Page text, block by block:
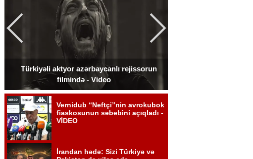
Türkiyəli aktyor azərbaycanlı rejissorun
filmində - Video